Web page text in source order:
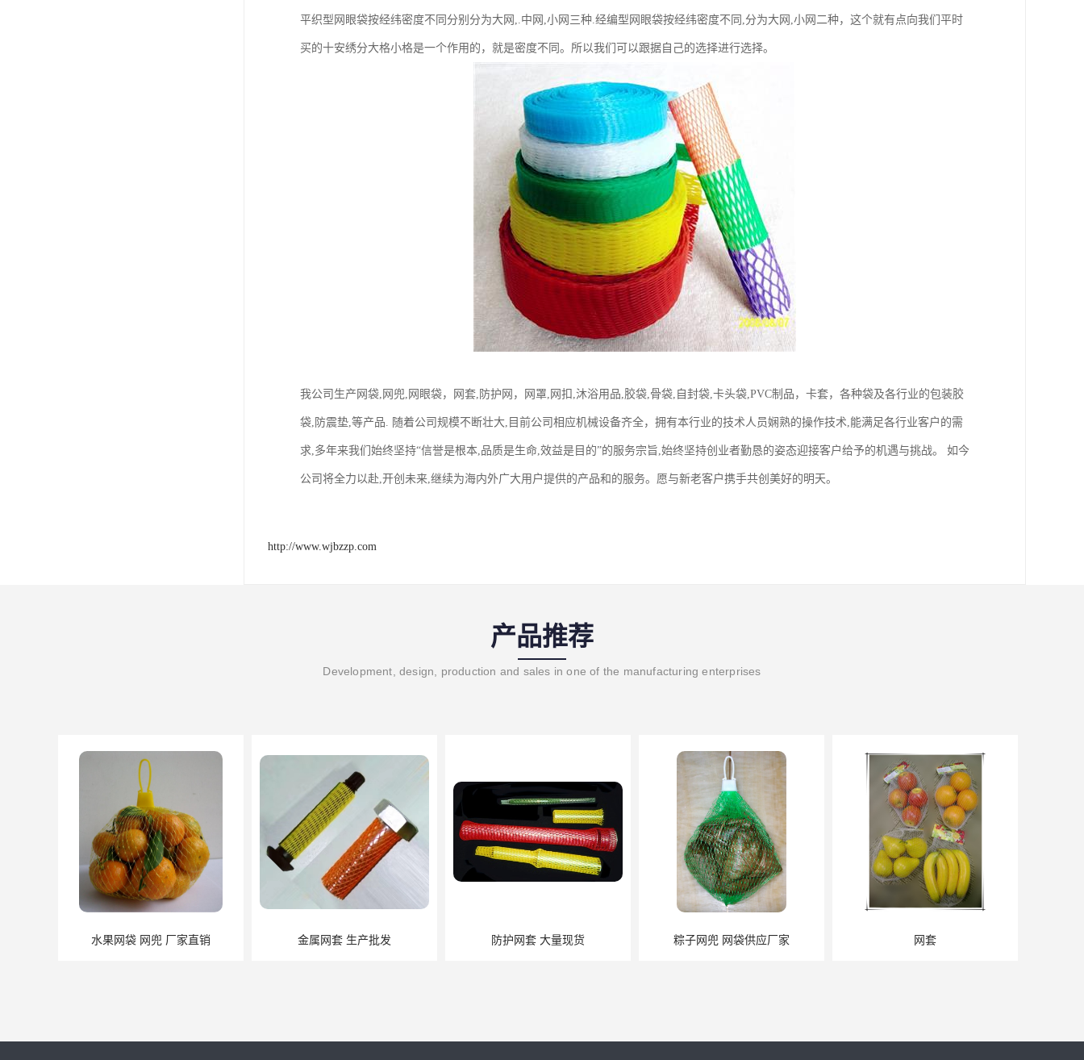
平织型网眼袋按经纬密度不同分别分为大网,.中网,小网三种.经编型网眼袋按经纬密度不同,分为大网,小网二种，这个就有点向我们平时
买的十安绣分大格小格是一个作用的，就是密度不同。所以我们可以跟据自己的选择进行选择。
我公司生产网袋,网兜,网眼袋，网套,防护网，网罩,网扣,沐浴用品,胶袋,骨袋,自封袋,卡头袋,PVC制品，卡套，各种袋及各行业的包装胶
袋,防震垫,等产品. 随着公司规模不断壮大,目前公司相应机械设备齐全，拥有本行业的技术人员娴熟的操作技术,能满足各行业客户的需
求,多年来我们始终坚持“信誉是根本,品质是生命,效益是目的”的服务宗旨,始终坚持创业者勤恳的姿态迎接客户给予的机遇与挑战。 如今
公司将全力以赴,开创未来,继续为海内外广大用户提供的产品和的服务。愿与新老客户携手共创美好的明天。
http://www.wjbzzp.com
产品推荐
Development, design, production and sales in one of the manufacturing enterprises
金属网套 生产批发 防护网套 大量现货 粽子网兜 网袋供应厂家 网套 蔬菜网套